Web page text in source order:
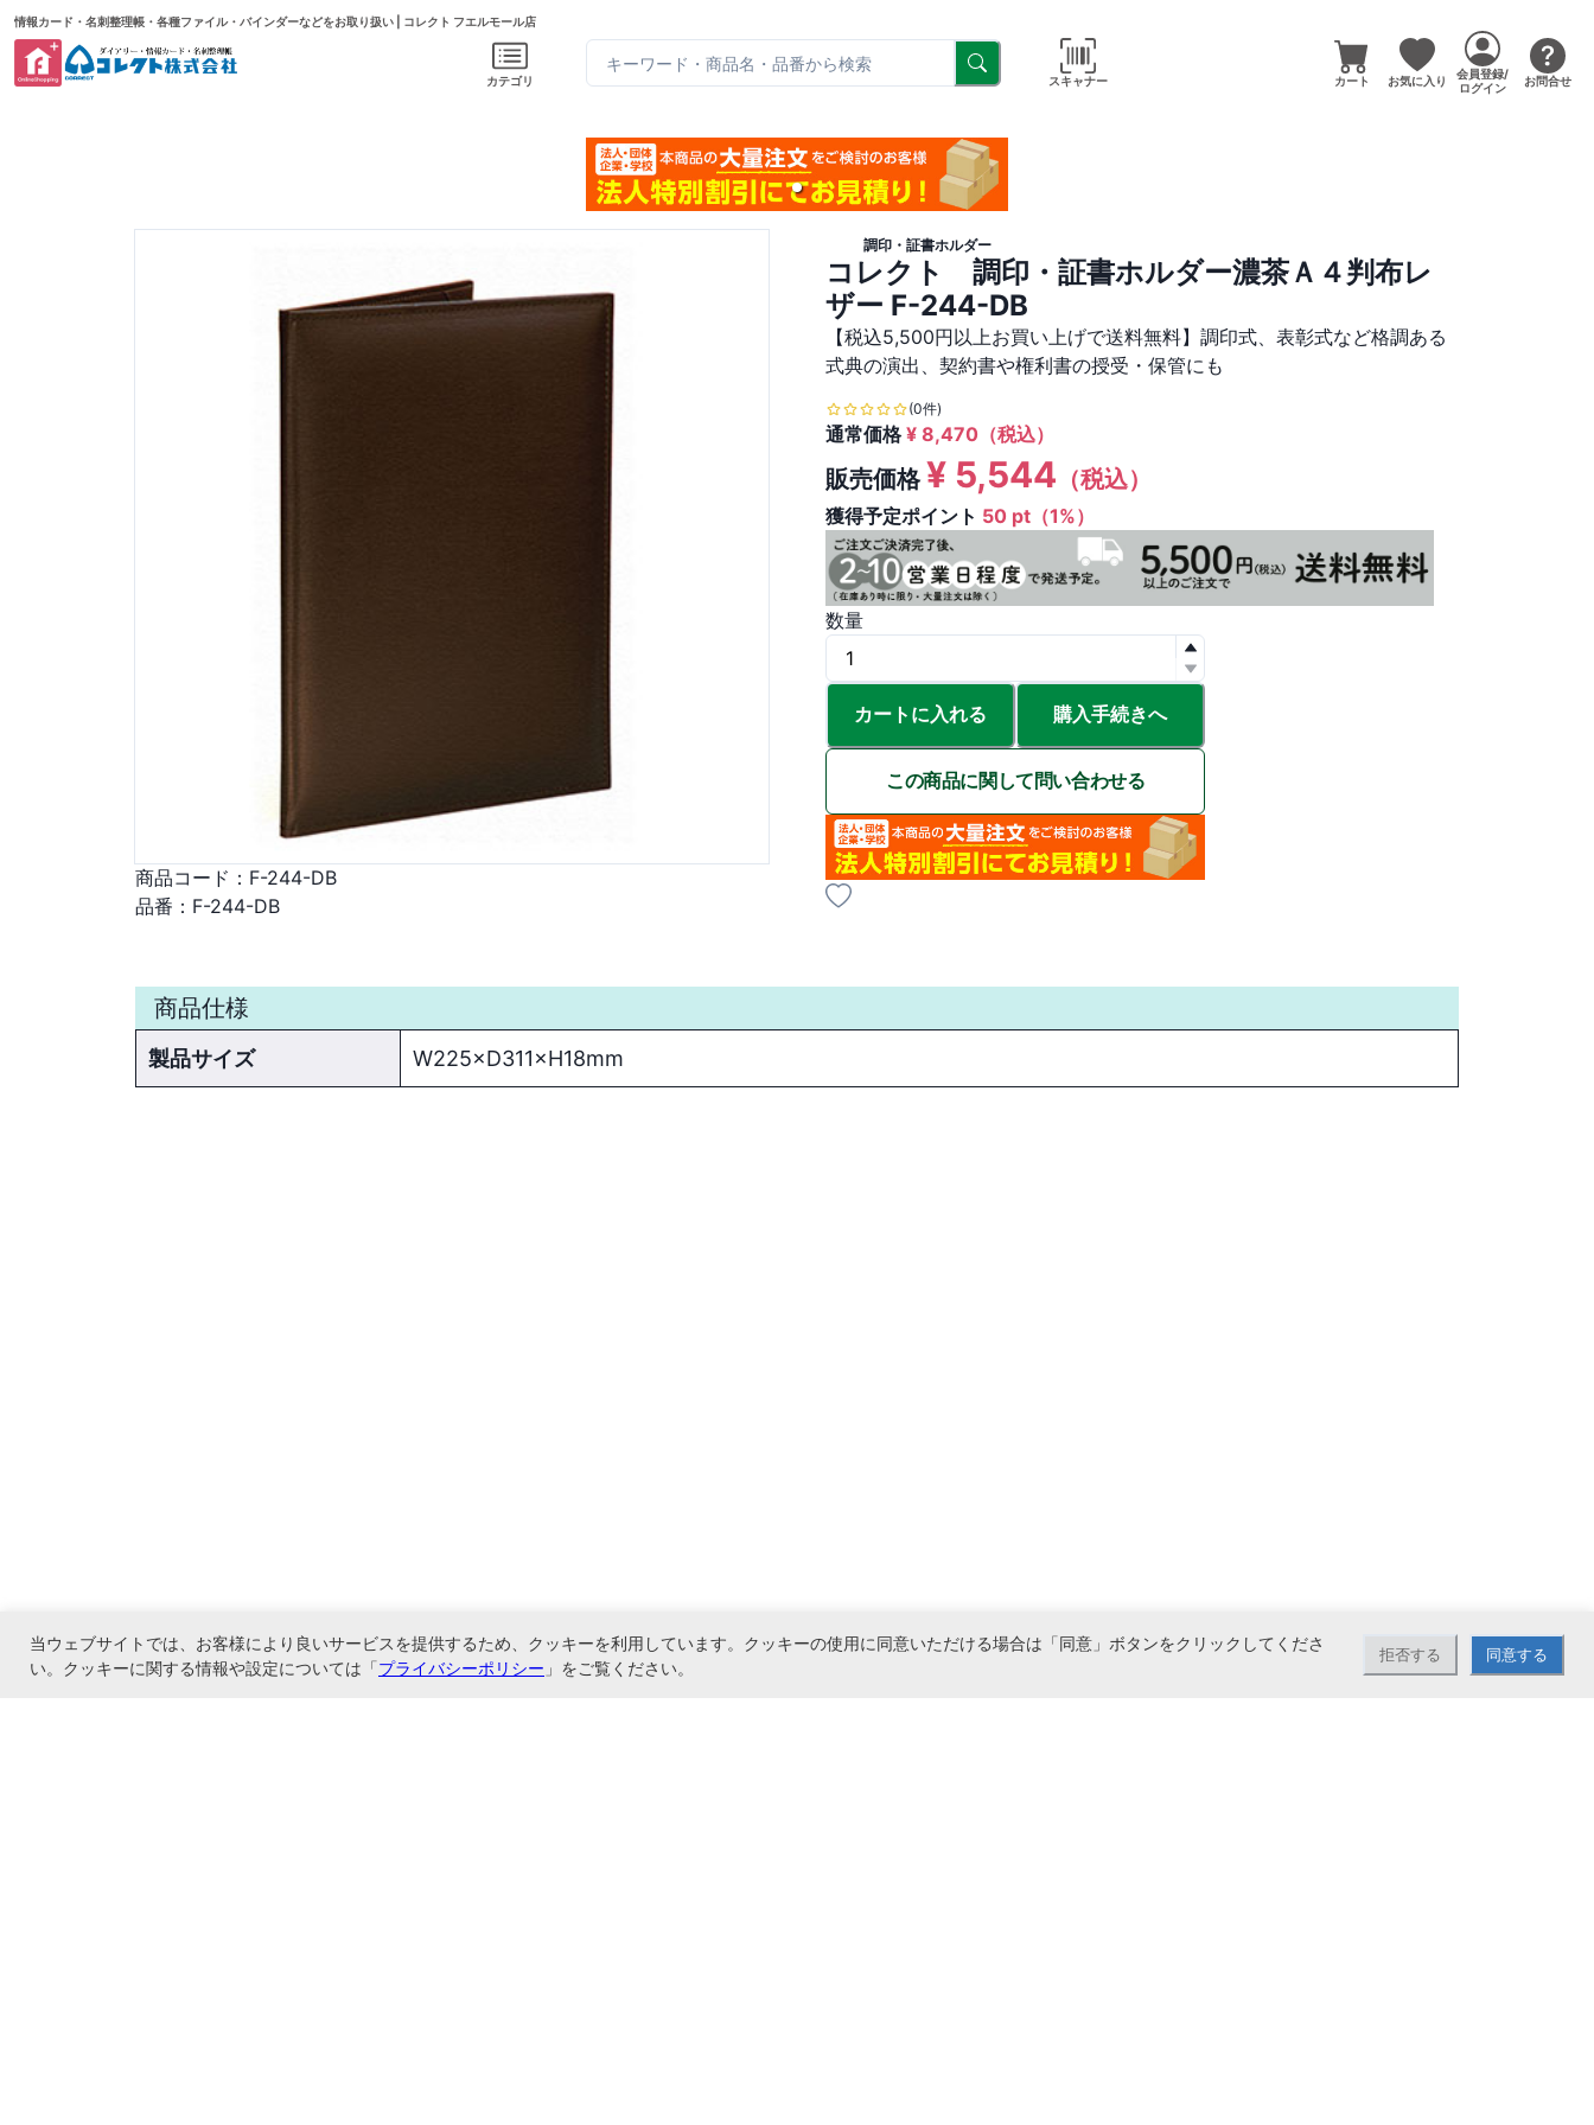
情報カード・名刺整理帳・各種ファイル・バインダーなどをお取り扱い | コレクト フエルモール店
カテゴリ スキャナー カート お気に入り
会員登録/
ログイン
お問合せ
商品コード： F-244-DB
品番： F-244-DB
調印・証書ホルダー
コレクト 調印・証書ホルダー濃茶Ａ４判布レ
ザー F-244-DB
【税込5,500円以上お買い上げで送料無料】調印式、表彰式など格調ある
式典の演出、契約書や権利書の授受・保管にも
(0件)
通常価格¥ 8,470 （税込）
販売価格¥ 5,544 （税込）
獲得予定ポイント 50 pt（1%）
数量
カートに入れる 購入手続きへ
この商品に関して問い合わせる
商品仕様
製品サイズ W225×D311×H18mm
当ウェブサイトでは、お客様により良いサービスを提供するため、クッキーを利用しています。クッキーの使用に同意いただける場合は「同意」ボタンをクリックしてくださ
い。クッキーに関する情報や設定については「プライバシーポリシー 」をご覧ください。
拒否する 同意する